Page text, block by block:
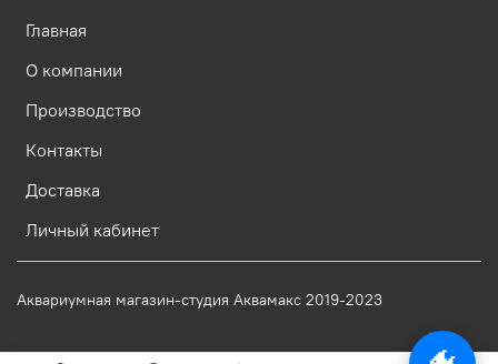
Главная
О компании
Производство
Контакты
Доставка
Личный кабинет
Аквариумная магазин-студия Аквамакс 2019-2023